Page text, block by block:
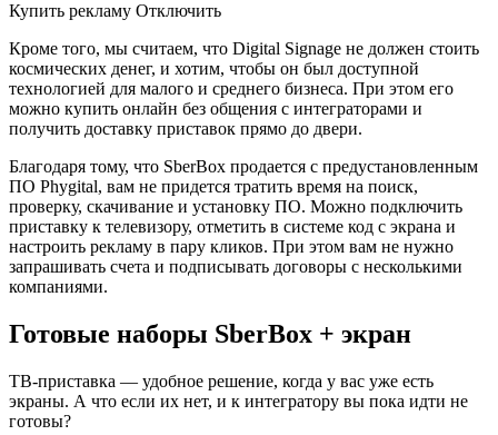
Купить рекламу Отключить
Кроме того, мы считаем, что Digital Signage не должен стоить
космических денег, и хотим, чтобы он был доступной
технологией для малого и среднего бизнеса. При этом его
можно купить онлайн без общения с интеграторами и
получить доставку приставок прямо до двери.
Благодаря тому, что SberBox продается с предустановленным
ПО Phygital, вам не придется тратить время на поиск,
проверку, скачивание и установку ПО. Можно подключить
приставку к телевизору, отметить в системе код с экрана и
настроить рекламу в пару кликов. При этом вам не нужно
запрашивать счета и подписывать договоры с несколькими
компаниями.
Готовые наборы SberBox + экран
ТВ-приставка — удобное решение, когда у вас уже есть
экраны. А что если их нет, и к интегратору вы пока идти не
готовы?